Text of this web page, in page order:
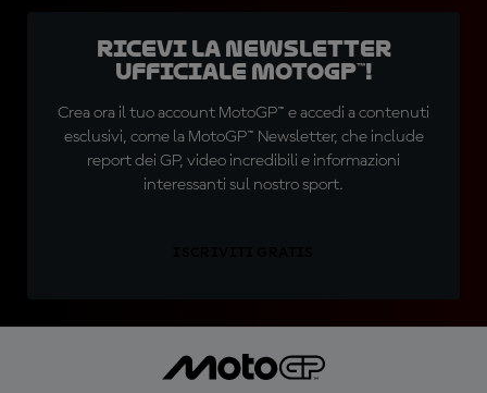
Ricevi la newsletter
ufficiale MotoGP™!
Crea ora il tuo account MotoGP™ e accedi a contenuti
esclusivi, come la MotoGP™ Newsletter, che include
report dei GP, video incredibili e informazioni
interessanti sul nostro sport.